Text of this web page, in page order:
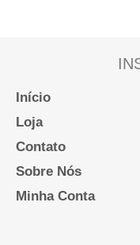
Início
Loja
Contato
Sobre Nós
Minha Conta